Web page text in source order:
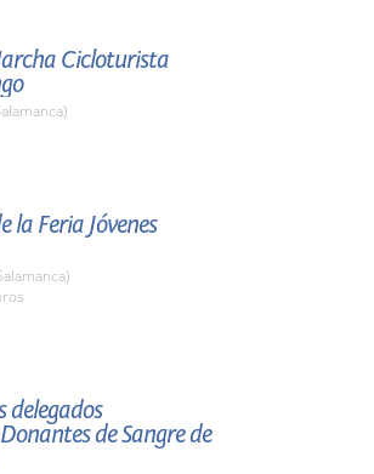
Cicloturista
la Feria Jóvenes
delegados
de Sangre de